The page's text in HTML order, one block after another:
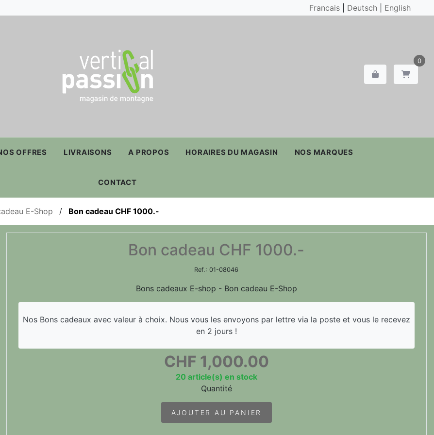
Francais Deutsch English
0
OFFRES LIVRAISONS A PROPOS HORAIRES DU MAGASIN NOS MARQUES
CONTACT
E-Shop / Bon cadeau CHF 1000.-
Bon cadeau CHF 1000.-
Ref.:01-08046
Bons cadeaux E-shop - Bon cadeau E-Shop
Nos Bons cadeaux avec valeur à choix. Nous vous les envoyons par lettre via la poste et vous le recevez
en 2 jours !
CHF 1,000.00
20 article(s) en stock
Quantité
AJOUTER AU PANIER